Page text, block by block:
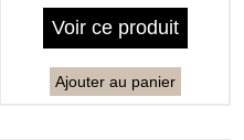
Voir ce produit
Ajouter au panier